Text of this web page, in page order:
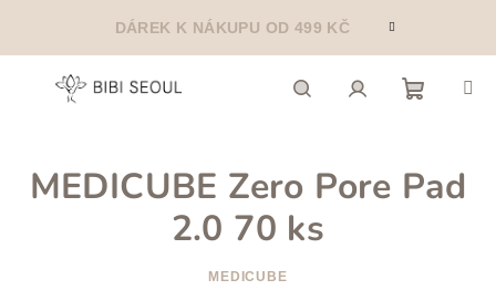
obsah
DÁREK K NÁKUPU OD 499 KČ
košík
MEDICUBE Zero Pore Pad
2.0 70 ks
MEDICUBE